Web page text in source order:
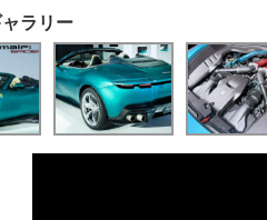
ラリー